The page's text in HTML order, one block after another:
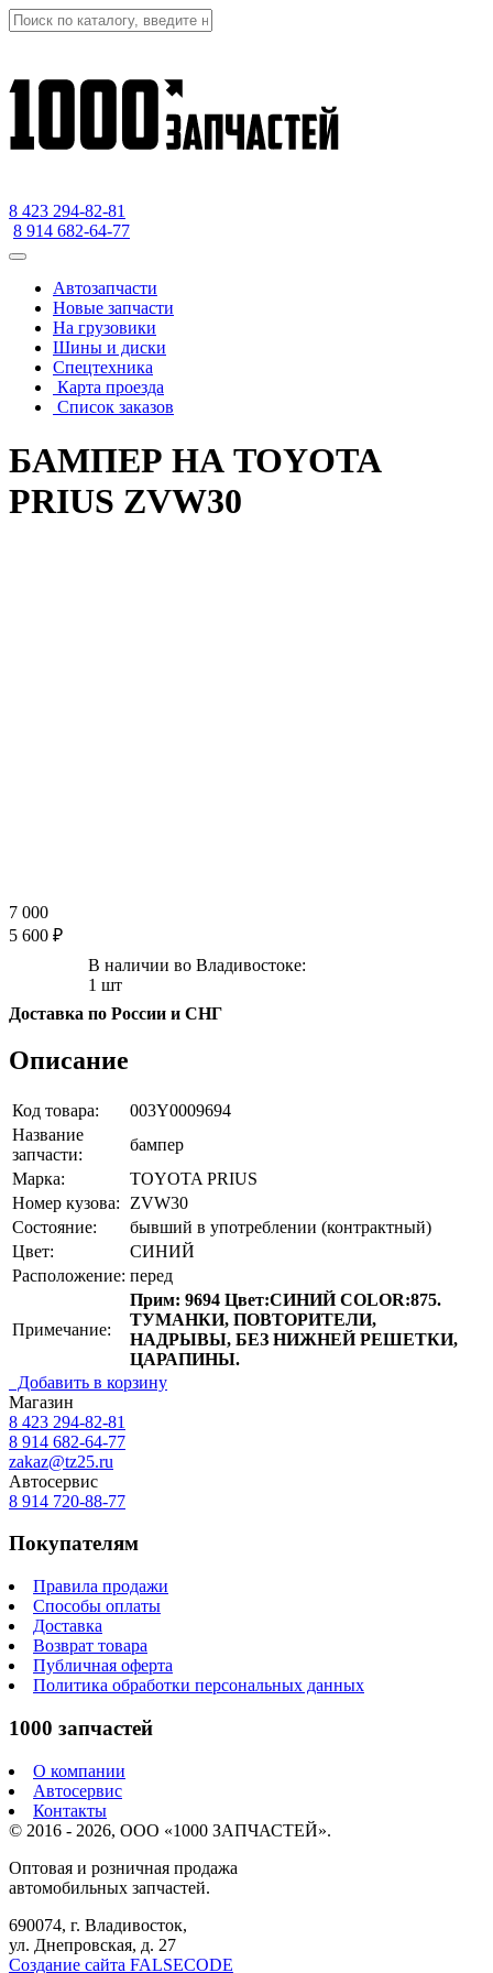
8 423 294-82-81
8 914 682-64-77
Автозапчасти
Новые запчасти
На грузовики
Шины и диски
Спецтехника
Карта проезда
Список заказов
БАМПЕР НА TOYOTA
PRIUS ZVW30
7 000
5 600 ₽
В наличии во Владивостоке:
1 шт
Доставка по России и СНГ
Описание
Код товара:
003Y0009694
Название
запчасти:
бампер
Марка:
TOYOTA PRIUS
Номер кузова:
ZVW30
Состояние:
бывший в употреблении (контрактный)
Цвет:
СИНИЙ
Расположение: перед
Примечание:
Прим: 9694 Цвет:СИНИЙ COLOR:875.
ТУМАНКИ, ПОВТОРИТЕЛИ,
НАДРЫВЫ, БЕЗ НИЖНЕЙ РЕШЕТКИ,
ЦАРАПИНЫ.
Добавить в корзину
Магазин
8 423 294-82-81
8 914 682-64-77
zakaz@tz25.ru
Автосервис
8 914 720-88-77
Покупателям
Правила продажи
Способы оплаты
Доставка
Возврат товара
Публичная оферта
Политика обработки персональных данных
1000 запчастей
О компании
Автосервис
Контакты
© 2016 - 2026, ООО «1000 ЗАПЧАСТЕЙ».
Оптовая и розничная продажа
автомобильных запчастей.
690074, г. Владивосток,
ул. Днепровская, д. 27
Создание сайта FALSECODE